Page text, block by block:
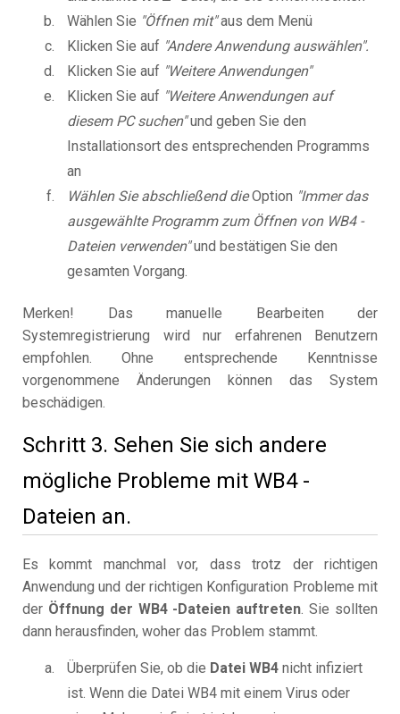
Wählen Sie "Öffnen mit"aus dem Menü
Klicken Sie auf "Andere Anwendung auswählen".
Klicken Sie auf "Weitere Anwendungen"
Klicken Sie auf "Weitere Anwendungen auf
diesem PC suchen"und geben Sie den
Installationsort des entsprechenden Programms
an
Wählen Sie abschließend dieOption "Immer das
ausgewählte Programm zum Öffnen von WB4 -
Dateien verwenden"und bestätigen Sie den
gesamten Vorgang.
Merken! Das manuelle Bearbeiten der
Systemregistrierung wird nur erfahrenen Benutzern
empfohlen. Ohne entsprechende Kenntnisse
vorgenommene Änderungen können das System
beschädigen.
Schritt 3. Sehen Sie sich andere
mögliche Probleme mit WB4 -
Dateien an.
Es kommt manchmal vor, dass trotz der richtigen
Anwendung und der richtigen Konfiguration Probleme mit
der Öffnung der WB4 -Dateien auftreten. Sie sollten
dann herausfinden, woher das Problem stammt.
Überprüfen Sie, ob die Datei WB4 nicht infiziert
ist. Wenn die Datei WB4 mit einem Virus oder